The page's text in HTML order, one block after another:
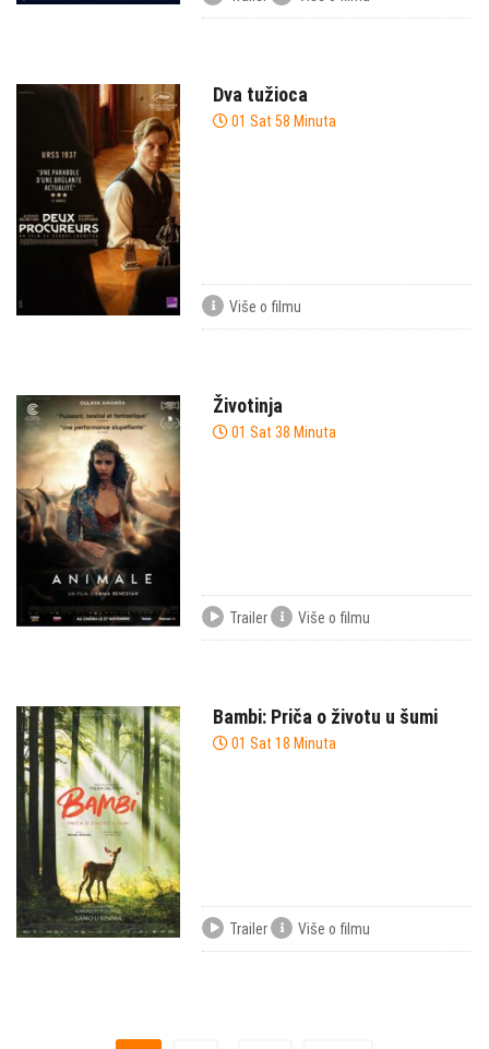
Dva tužioca
01 Sat 58 Minuta
Više o filmu
Životinja
01 Sat 38 Minuta
Trailer Više o filmu
Bambi: Priča o životu u šumi
01 Sat 18 Minuta
Trailer Više o filmu